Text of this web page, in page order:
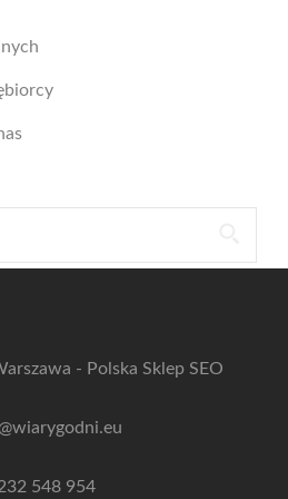
- Polska Sklep SEO
548 954